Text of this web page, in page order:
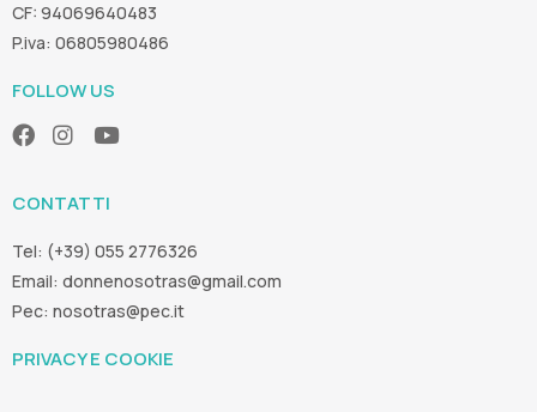
CF: 94069640483
P.iva: 06805980486
FOLLOW US
CONTATTI
Tel: (+39) 055 2776326
Email: donnenosotras@gmail.com
Pec: nosotras@pec.it
PRIVACY E COOKIE